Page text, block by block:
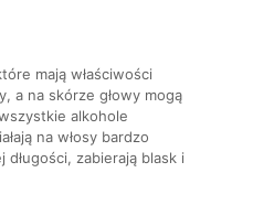
mają właściwości
a na skórze głowy mogą
alkohole
na włosy bardzo
długości, zabierają blask i